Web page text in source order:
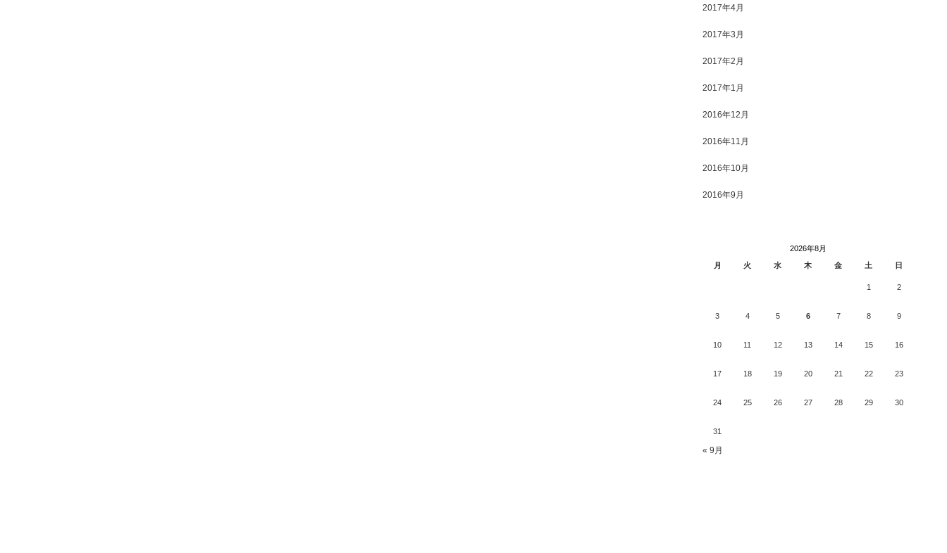
2017年4月
2017年3月
2017年2月
2017年1月
2016年12月
2016年11月
2016年10月
2016年9月
2026年8月
月
火 水 木 金 土 日
1 2
3 4 5 6 7 8 9
10 11 12 13 14 15 16
17 18 19 20 21 22 23
24 25 26 27 28 29 30
31
« 9月